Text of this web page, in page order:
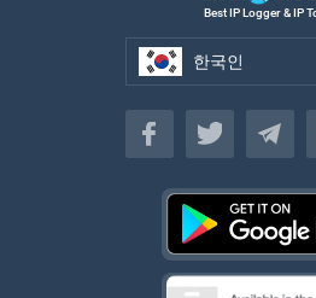
Best IP Logger & IP
한국인
한국인